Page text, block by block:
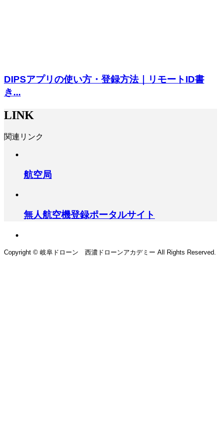
DIPSアプリの使い方・登録方法｜リモートID書
き...
LINK
関連リンク
航空局
無人航空機登録ポータルサイト
Copyright © 岐阜ドローン 西濃ドローンアカデミー All Rights Reserved.